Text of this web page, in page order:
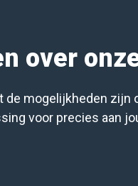
over
de mogelijkheden
voor precies aan